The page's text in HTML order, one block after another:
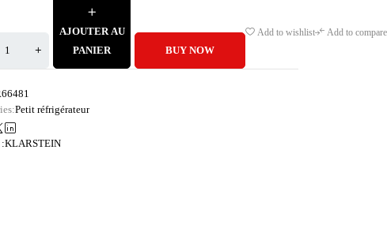
AJOUTER AU
PANIER
BUY NOW
Add to wishlist Add to compare
Petit réfrigérateur
KLARSTEIN